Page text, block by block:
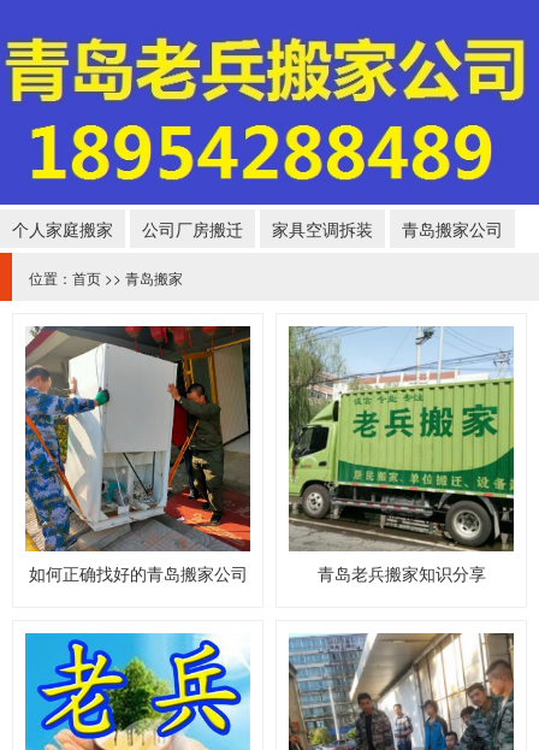
个人家庭搬家 公司厂房搬迁 家具空调拆装 青岛搬家公司
位置： 首页 >> 青岛搬家
如何正确找好的青岛搬家公司 青岛老兵搬家知识分享